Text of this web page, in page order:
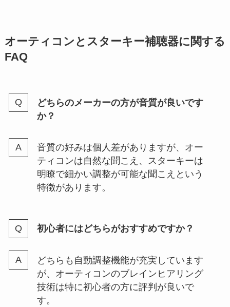
オーティコンとスターキー補聴器に関する
FAQ
どちらのメーカーの方が音質が良いです
か？
音質の好みは個人差がありますが、オー
ティコンは自然な聞こえ、スターキーは
明瞭で細かい調整が可能な聞こえという
特徴があります。
初心者にはどちらがおすすめですか？
どちらも自動調整機能が充実しています
が、オーティコンのブレインヒアリング
技術は特に初心者の方に評判が良いで
す。